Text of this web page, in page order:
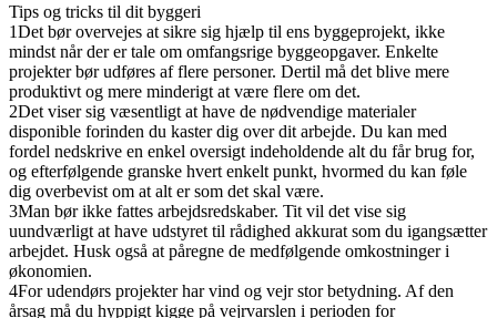
Tips og tricks til dit byggeri
1Det bør overvejes at sikre sig hjælp til ens byggeprojekt, ikke
mindst når der er tale om omfangsrige byggeopgaver. Enkelte
projekter bør udføres af flere personer. Dertil må det blive mere
produktivt og mere minderigt at være flere om det.
2Det viser sig væsentligt at have de nødvendige materialer
disponible forinden du kaster dig over dit arbejde. Du kan med
fordel nedskrive en enkel oversigt indeholdende alt du får brug for,
og efterfølgende granske hvert enkelt punkt, hvormed du kan føle
dig overbevist om at alt er som det skal være.
3Man bør ikke fattes arbejdsredskaber. Tit vil det vise sig
uundværligt at have udstyret til rådighed akkurat som du igangsætter
arbejdet. Husk også at påregne de medfølgende omkostninger i
økonomien.
4For udendørs projekter har vind og vejr stor betydning. Af den
årsag må du hyppigt kigge på vejrvarslen i perioden for